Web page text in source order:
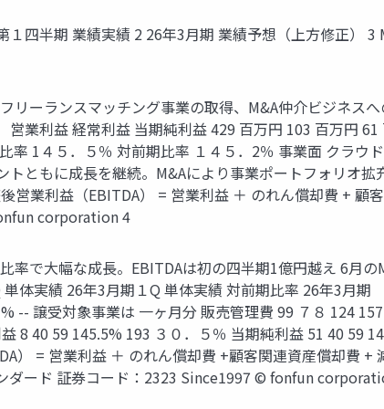
四半期 業績実績 2 26年3月期 業績予想（上方修正）
リーランスマッチング事業の取得、M&A仲介ビジネス
営業利益 経常利益 当期純利益 429 百万円 103 百万円
率 1４５．５％ 対前期比率 １４５．2％ 事業面 クラウ
ともに成長を継続。M&Aにより事業ポートフォリオ
業利益（EBITDA） = 営業利益 ＋ のれん償却費 + 顧
corporation 4
率で大幅な成長。EBITDAは初の四半期1億円越え 6月
体実績 26年3月期１Q 単体実績 対前期比率 26年3月
-- 譲受対象事業は 一ヶ月分 販売管理費 99 ７８ 124
8 40 59 145.5% 193 ３０．５％ 当期純利益 51 40 59
） = 営業利益 ＋ のれん償却費 +顧客関連資産償却費 +
ダード 証券コード：2323 Since1997 © fonfun